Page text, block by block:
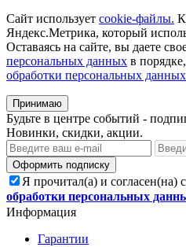
Сайт использует cookie-файлы. К
Яндекс.Метрика, который
Оставаясь на сайте, вы даете
персональных данных в
обработки персональных
Принимаю
Будьте в центре событий -
Новинки, скидки, акции.
Оформить подписку
Я прочитал(а) и согласен(на)
обработки персональных
Информация
Гарантии